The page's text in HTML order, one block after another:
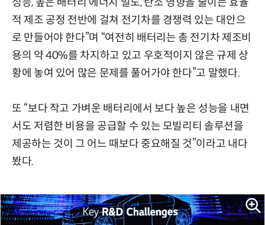
적 제조 공정 전반에 걸쳐 전기차를 경쟁력 있는 대안으
로 만들어야 한다”며 “여전히 배터리는 총 전기차 제조비
용의 약 40%를 차지하고 있고 우호적이지 않은 규제 상
황에 놓여 있어 많은 문제를 풀어가야 한다”고 말했다.
또 “보다 작고 가벼운 배터리에서 보다 높은 성능을 내면
서도 저렴한 비용을 공급할 수 있는 모빌리티 솔루션을
제공하는 것이 그 어느 때보다 중요해질 것”이라고 내다
봤다.